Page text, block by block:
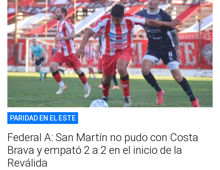
PARIDAD EN EL ESTE
Federal A: San Martín no pudo con Costa
Brava y empató 2 a 2 en el inicio de la
Reválida